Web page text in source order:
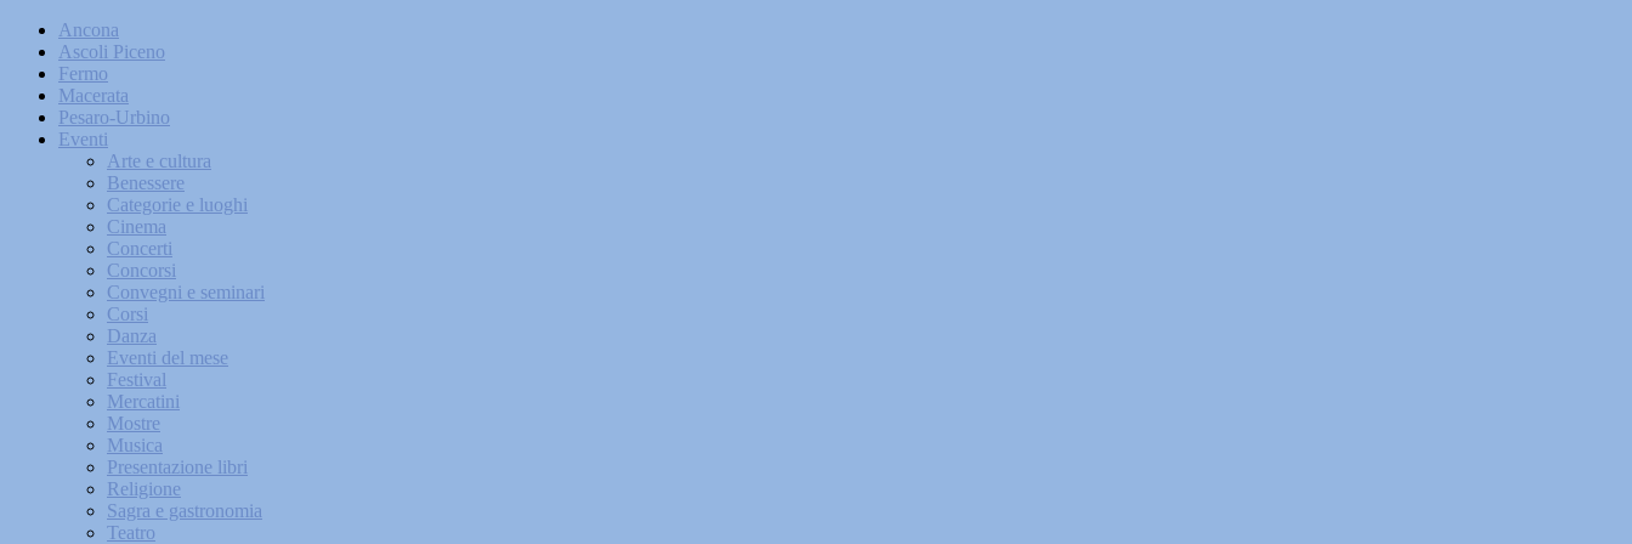
Ancona
Ascoli Piceno
Fermo
Macerata
Pesaro-Urbino
Eventi
Arte e cultura
Benessere
Categorie e luoghi
Cinema
Concerti
Concorsi
Convegni e seminari
Corsi
Danza
Eventi del mese
Festival
Mercatini
Mostre
Musica
Presentazione libri
Religione
Sagra e gastronomia
Teatro